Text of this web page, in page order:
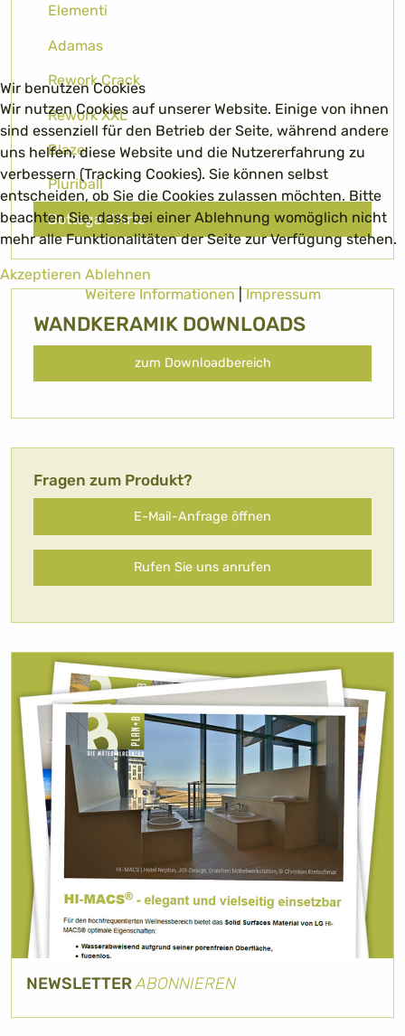
Elementi
Adamas
Rework Crack
Rework XXL
Blaze
Pluriball
Bottega d'Arte
WANDKERAMIK DOWNLOADS
zum Downloadbereich
Fragen zum Produkt?
E-Mail-Anfrage öffnen
Rufen Sie uns anrufen
NEWSLETTERABONNIEREN
Wir benutzen Cookies
Wir nutzen Cookies auf unserer Website. Einige von ihnen
sind essenziell für den Betrieb der Seite, während andere
uns helfen, diese Website und die Nutzererfahrung zu
verbessern (Tracking Cookies). Sie können selbst
entscheiden, ob Sie die Cookies zulassen möchten. Bitte
beachten Sie, dass bei einer Ablehnung womöglich nicht
mehr alle Funktionalitäten der Seite zur Verfügung stehen.
Akzeptieren Ablehnen
Weitere Informationen|Impressum